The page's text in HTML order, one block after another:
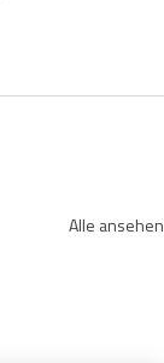
Alle ansehen